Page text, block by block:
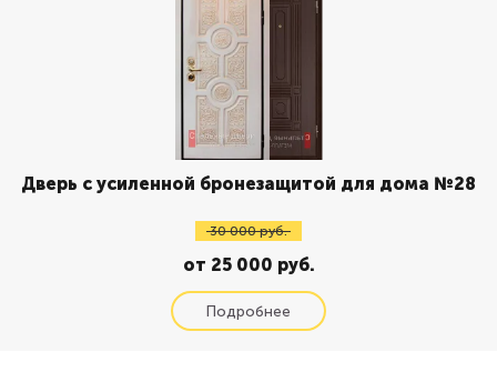
Дверь с усиленной бронезащитой для дома №28
30 000 руб.
от 25 000 руб.